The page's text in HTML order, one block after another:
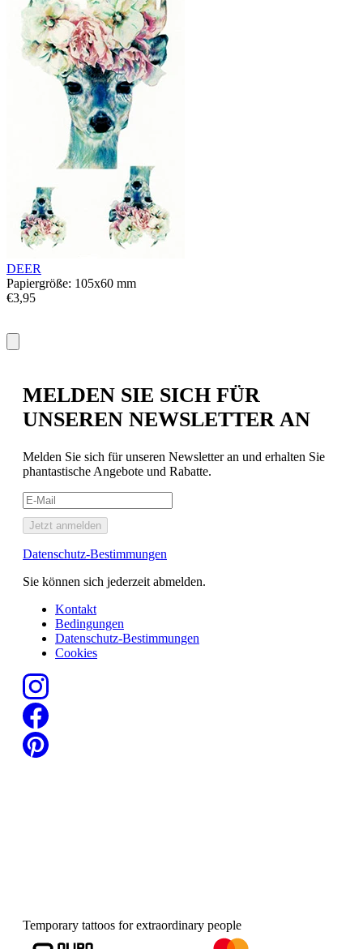
DEER
Papiergröße: 105x60 mm
€3,95
MELDEN SIE SICH FÜR
UNSEREN NEWSLETTER AN
Melden Sie sich für unseren Newsletter an und erhalten Sie
phantastische Angebote und Rabatte.
Jetzt anmelden
Datenschutz-Bestimmungen
Sie können sich jederzeit abmelden.
Kontakt
Bedingungen
Datenschutz-Bestimmungen
Cookies
Temporary tattoos for extraordinary people